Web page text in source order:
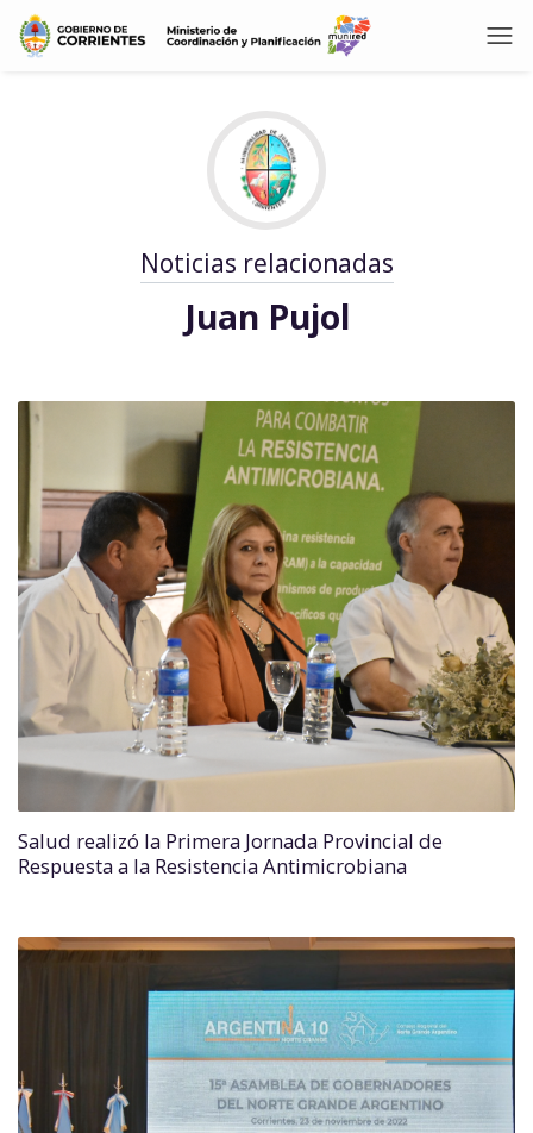
Noticias relacionadas
Juan Pujol
Salud realizó la Primera Jornada Provincial de
Respuesta a la Resistencia Antimicrobiana